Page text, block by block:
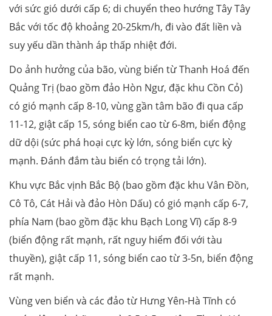
với sức gió dưới cấp 6; di chuyển theo hướng Tây Tây
Bắc với tốc độ khoảng 20-25km/h, đi vào đất liền và
suy yếu dần thành áp thấp nhiệt đới.
Do ảnh hưởng của bão, vùng biển từ Thanh Hoá đến
Quảng Trị (bao gồm đảo Hòn Ngư, đặc khu Cồn Cỏ)
có gió mạnh cấp 8-10, vùng gần tâm bão đi qua cấp
11-12, giật cấp 15, sóng biển cao từ 6-8m, biển động
dữ dội (sức phá hoại cực kỳ lớn, sóng biển cực kỳ
mạnh. Đánh đắm tàu biển có trọng tải lớn).
Khu vực Bắc vịnh Bắc Bộ (bao gồm đặc khu Vân Đồn,
Cô Tô, Cát Hải và đảo Hòn Dấu) có gió mạnh cấp 6-7,
phía Nam (bao gồm đặc khu Bạch Long Vĩ) cấp 8-9
(biển động rất mạnh, rất nguy hiểm đối với tàu
thuyền), giật cấp 11, sóng biển cao từ 3-5n, biển động
rất mạnh.
Vùng ven biển và các đảo từ Hưng Yên-Hà Tĩnh có